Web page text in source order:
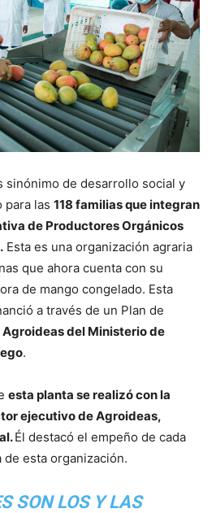
sinónimo de desarrollo social y
para las 118 familias que integran
de Productores Orgánicos
Esta es una organización agraria
que ahora cuenta con su
de mango congelado. Esta
a través de un Plan de
Agroideas del Ministerio de
.
esta planta se realizó con la
ejecutivo de Agroideas,
Él destacó el empeño de cada
esta organización.
SON LOS Y LAS